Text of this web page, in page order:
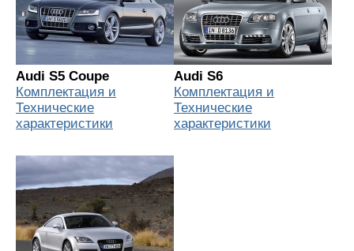
Audi S5 Coupe
Комплектация и
Технические
характеристики
Audi S6
Комплектация и
Технические
характеристики